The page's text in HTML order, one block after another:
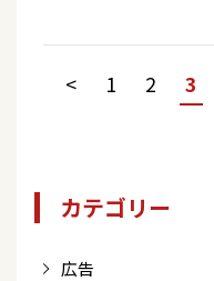
< 1 2 3
カテゴリー
広告